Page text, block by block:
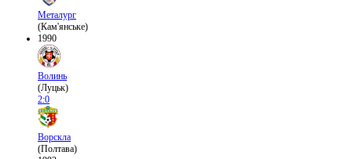
Металург
(Кам'янське)
1990
Волинь
(Луцьк)
2:0
Ворскла
(Полтава)